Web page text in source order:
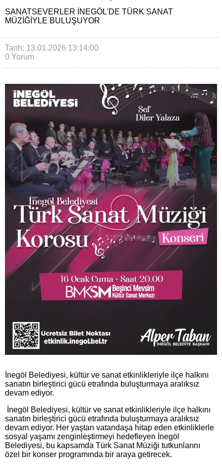
SANATSEVERLER İNEGÖL'DE TÜRK SANAT
MÜZIĞIYLE BULUŞUYOR
Tarih: 13.01.2026 13:14:00
0 Yorum
İnegöl Belediyesi, kültür ve sanat etkinlikleriyle ilçe halkını
sanatın birleştirici gücü etrafında buluşturmaya aralıksız
devam ediyor.
İnegöl Belediyesi, kültür ve sanat etkinlikleriyle ilçe halkını
sanatın birleştirici gücü etrafında buluşturmaya aralıksız
devam ediyor. Her yaştan vatandaşa hitap eden etkinliklerle
sosyal yaşamı zenginleştirmeyi hedefleyen İnegöl
Belediyesi, bu kapsamda Türk Sanat Müziği tutkunlarını
özel bir konser programında bir araya getirecek.